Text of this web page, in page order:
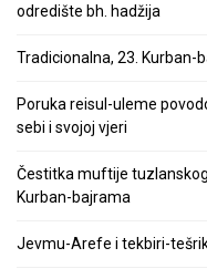
odredište bh. hadžija
Tradicionalna, 23. Kurban-
Poruka reisul-uleme
sebi i svojoj vjeri
Čestitka muftije
Kurban-bajrama
Jevmu-Arefe i tekbiri-